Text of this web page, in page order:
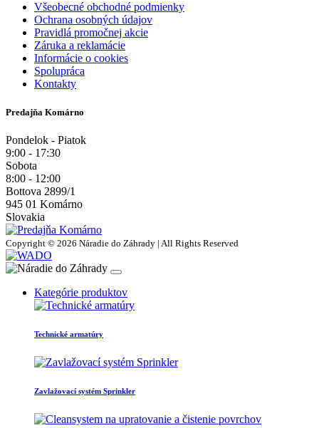
Všeobecné obchodné podmienky
Ochrana osobných údajov
Pravidlá promočnej akcie
Záruka a reklamácie
Informácie o cookies
Spolupráca
Kontakty
Predajňa Komárno
Pondelok - Piatok
9:00 - 17:30
Sobota
8:00 - 12:00
Bottova 2899/1
945 01 Komárno
Slovakia
Copyright © 2026 Náradie do Záhrady | All Rights Reserved
Kategórie produktov
Technické armatúry
Zavlažovací systém Sprinkler